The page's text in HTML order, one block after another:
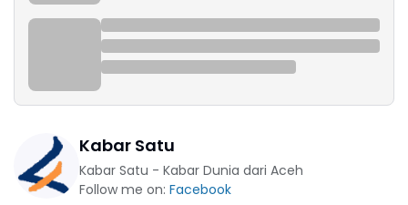
Kabar Satu
Kabar Satu - Kabar Dunia dari Aceh
Follow me on: Facebook